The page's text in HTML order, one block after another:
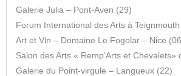
Galerie Julia – Pont-Aven (29)
Forum International des Arts à
Art et Vin – Domaine Le Fogolar – Nice
Salon des Arts « Remp’Arts et Chevalets»
Galerie du Point-virgule – Langueux (22)